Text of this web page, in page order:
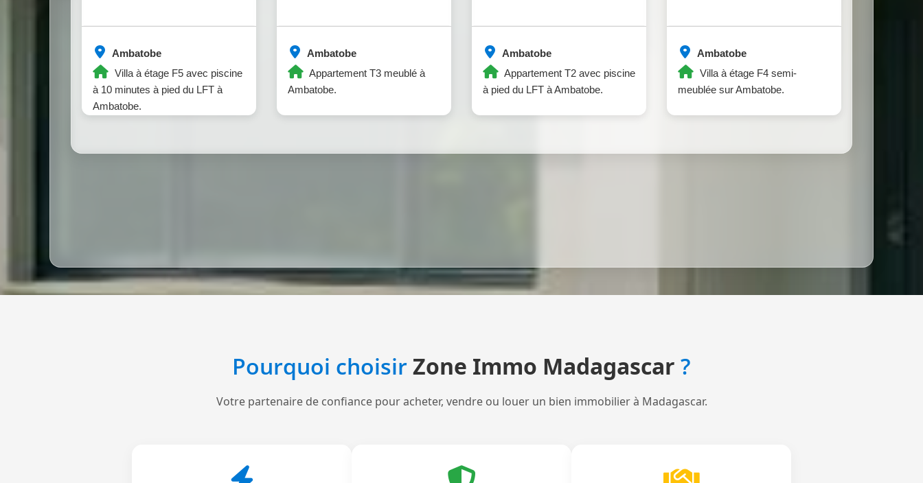
Ambatobe
Villa à étage F5 avec piscine
à 10 minutes à pied du LFT à
Ambatobe.
Ambatobe
Appartement T3 meublé à
Ambatobe.
Ambatobe
Appartement T2 avec piscine
à pied du LFT à Ambatobe.
Ambatobe
Villa à étage F4 semi-
meublée sur Ambatobe.
Pourquoi choisirZone Immo Madagascar ?
Votre partenaire de confiance pour acheter, vendre ou louer un bien immobilier à Madagascar.